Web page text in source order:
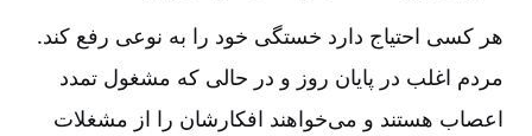
هر کسی احتیاج دارد خستگی خود را به نوعی رفع کند.
مردم اغلب در پایان روز و در حالی که مشغول تمدد
اعصاب هستند و می‌خواهند افکارشان را از مشغلات